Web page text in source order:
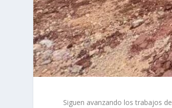
Siguen avanzando los trabajos